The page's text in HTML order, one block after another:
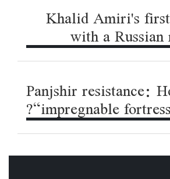
Khalid Amiri's
with a
Panjshir resistance:
“impregnable